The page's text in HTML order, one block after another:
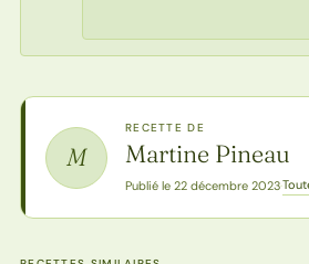
M
RECETTE DE
Martine Pineau
Publié le 22 décembre 2023·